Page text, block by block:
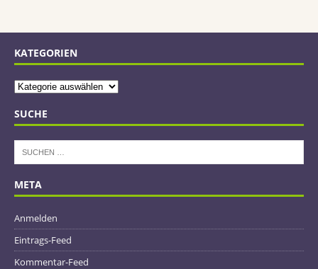
KATEGORIEN
SUCHE
META
Anmelden
Eintrags-Feed
Kommentar-Feed